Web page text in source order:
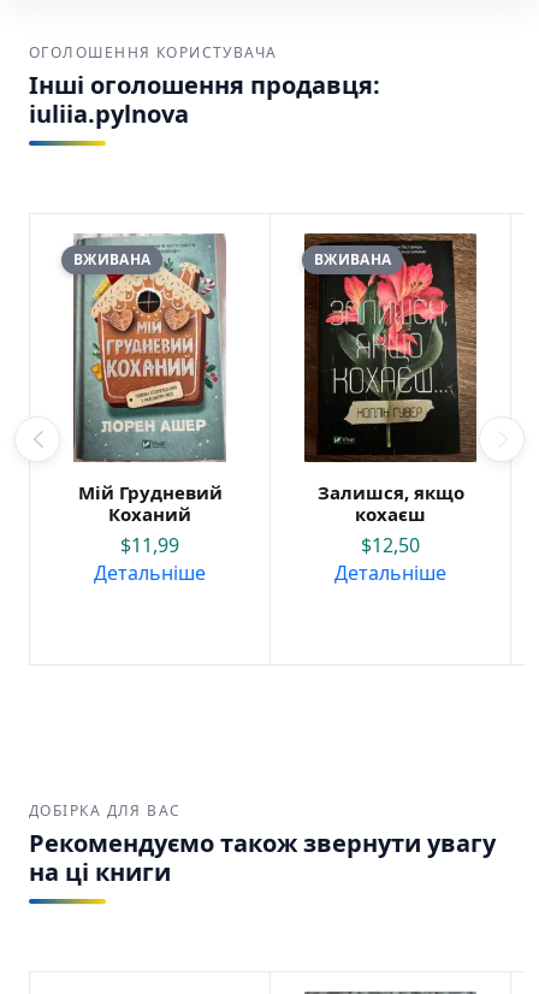
ОГОЛОШЕННЯ КОРИСТУВАЧА
Інші оголошення продавця:
iuliia.pylnova
ВЖИВАНА
Мій Грудневий
Коханий
$11,99
Детальніше
ВЖИВАНА
Залишся, якщо
кохаєш
$12,50
Детальніше
ДОБІРКА ДЛЯ ВАС
Рекомендуємо також звернути увагу
на ці книги